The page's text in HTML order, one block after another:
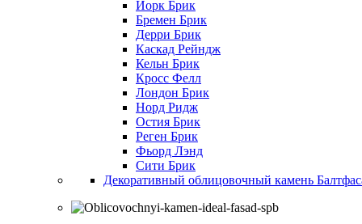
Йорк Брик
Бремен Брик
Дерри Брик
Каскад Рейндж
Кельн Брик
Кросс Фелл
Лондон Брик
Норд Ридж
Остия Брик
Реген Брик
Фьорд Лэнд
Сити Брик
Декоративный облицовочный камень